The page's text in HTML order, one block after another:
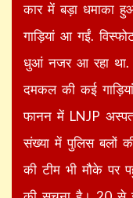
कार में बड़ा धमाका
गाड़ियां आ गईं.
धुआं नजर आ रहा था.
दमकल की कई
फानन में LNJP
संख्या में पुलिस बलों
की टीम भी मौके पर